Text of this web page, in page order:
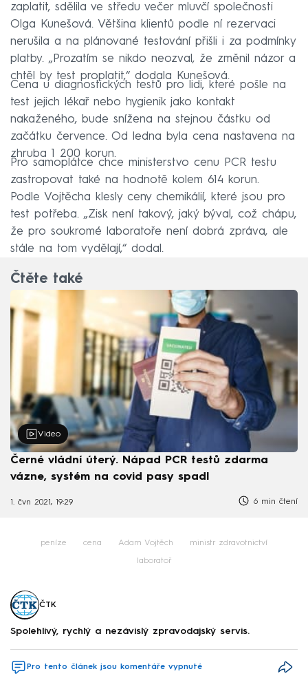
zaplatit, sdělila ve středu večer mluvčí společnosti
Olga Kunešová. Většina klientů podle ní rezervaci
nerušila a na plánované testování přišli i za podmínky
platby. „Prozatím se nikdo neozval, že změnil názor a
chtěl by test proplatit,“ dodala Kunešová.
Cena u diagnostických testů pro lidi, které pošle na
test jejich lékař nebo hygienik jako kontakt
nakaženého, bude snížena na stejnou částku od
začátku července. Od ledna byla cena nastavena na
zhruba 1 200 korun.
Pro samoplátce chce ministerstvo cenu PCR testu
zastropovat také na hodnotě kolem 614 korun.
Podle Vojtěcha klesly ceny chemikálií, které jsou pro
test potřeba. „Zisk není takový, jaký býval, což chápu,
že pro soukromé laboratoře není dobrá zpráva, ale
stále na tom vydělají,“ dodal.
Čtěte také
Video
Černé vládní úterý. Nápad PCR testů zdarma
vázne, systém na covid pasy spadl
1. čvn 2021, 19:29 6 min čtení
peníze cena Adam Vojtěch ministr zdravotnictví
laboratoř
ČTK
Spolehlivý, rychlý a nezávislý zpravodajský servis.
Pro tento článek jsou komentáře vypnuté